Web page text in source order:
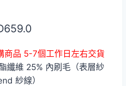
659.0
範
圍：
商品 5-7個工作日左右交貨
纖維 25% 內刷毛（表層紗
紗線）